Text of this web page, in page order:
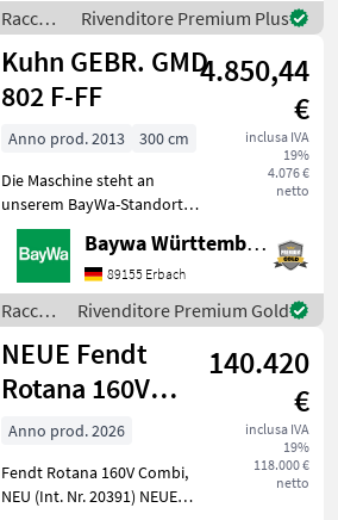
können. Der Wickle
Raccolta
mangimi
/ Fort
Rivenditore Premium Plus
Kuhn GEBR. GMD
802 F-FF
4.850,44
€
inclusa IVA
19%
4.076 €
netto
Anno prod. 2013
300 cm
Die Maschine steht an
unserem BayWa-Standort
in DE-88214
Ravensburg.Gerne steht
Ihnen Herr Schmid unter
Tel.: 0151 1610 3978 für Ihre
Anfrage zur
Verfügung!Kuhn GMD
Baywa Württemberg
89155 Erbach
Raccolta
mangimi
/ Kuhn
Rivenditore Premium Gold
NEUE Fendt
Rotana 160V
Combi
Rundballenpresse,
i
140.420
€
inclusa IVA
19%
118.000 €
netto
Anno prod. 2026
Fendt Rotana 160V Combi,
NEU (Int. Nr. 20391) NEUE